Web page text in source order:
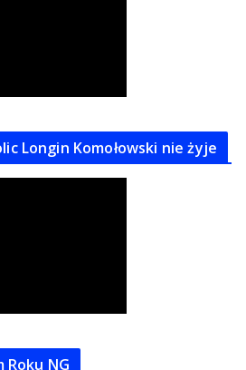
Longin Komołowski nie żyje
Roku NG